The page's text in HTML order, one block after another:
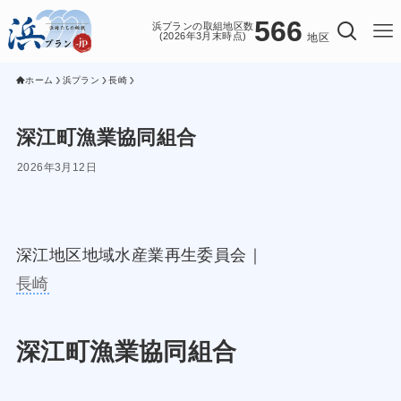
浜プランの取組地区数
(2026年3月末時点)
566 地区
ホーム 浜プラン 長崎
深江町漁業協同組合
2026年3月12日
深江地区地域水産業再生委員会｜
長崎
深江町漁業協同組合